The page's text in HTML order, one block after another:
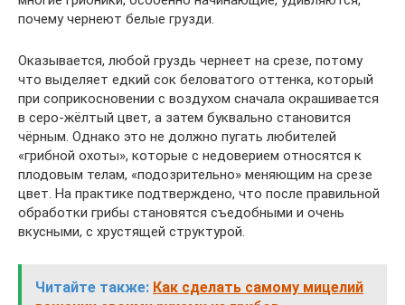
почему чернеют белые грузди.
Оказывается, любой груздь чернеет на срезе, потому
что выделяет едкий сок беловатого оттенка, который
при соприкосновении с воздухом сначала окрашивается
в серо-жёлтый цвет, а затем буквально становится
чёрным. Однако это не должно пугать любителей
«грибной охоты», которые с недоверием относятся к
плодовым телам, «подозрительно» меняющим на срезе
цвет. На практике подтверждено, что после правильной
обработки грибы становятся съедобными и очень
вкусными, с хрустящей структурой.
Читайте также: Как сделать самому мицелий